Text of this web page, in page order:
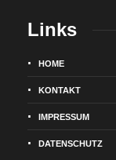
Links
HOME
KONTAKT
IMPRESSUM
DATENSCHUTZ